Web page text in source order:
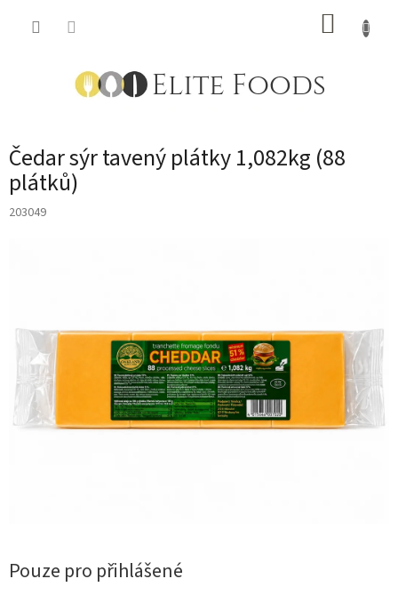
Čedar sýr tavený plátky 1,082kg (88
plátků)
203049
Pouze pro přihlášené